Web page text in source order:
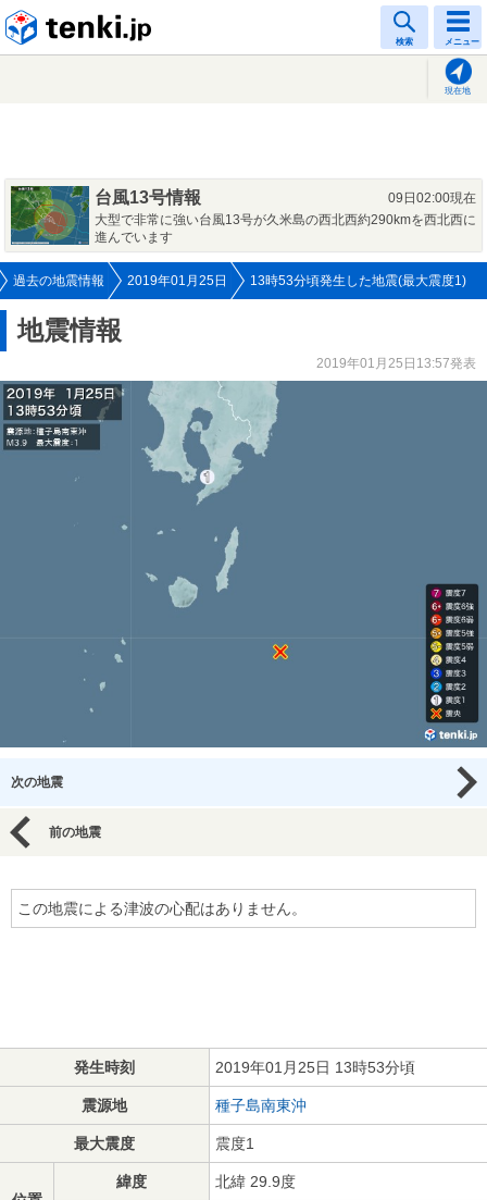
検索 メニュー
現在地
台風13号情報
09日02:00現在
大型で非常に強い台風13号が久米島の西北西約290kmを西北西に
進んでいます
過去の地震情報 2019年01月25日 13時53分頃発生した地震(最大震度1)
地震情報
2019年01月25日13:57発表
次の地震
前の地震
この地震による津波の心配はありません。
発生時刻 2019年01月25日 13時53分頃
震源地 種子島南東沖
最大震度 震度1
緯度 北緯 29.9度